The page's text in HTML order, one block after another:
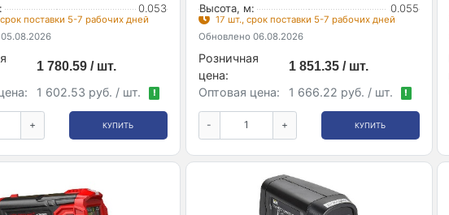
0.053
поставки 5-7 рабочих дней
1 780.59 / шт.
1 602.53 руб. / шт. !
+ КУПИТЬ
Высота, м:
0.055
17 шт., срок поставки 5-7 рабочих дней
Обновлено 06.08.2026
Розничная
цена:
1 851.35 / шт.
Оптовая цена:
1 666.22 руб. / шт. !
- + КУПИТЬ